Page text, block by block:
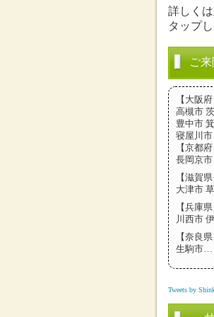
詳しく
タップ
ご
【大阪府
高槻市
豊中市
寝屋川
【京都府
長岡京
【滋賀県
大津市
【兵庫県
川西市
【奈良県
生駒市…
Tweets by